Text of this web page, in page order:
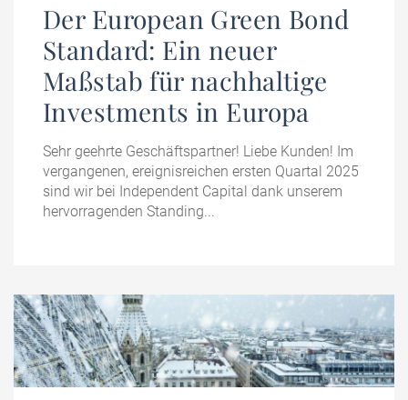
Der European Green Bond
Standard: Ein neuer
Maßstab für nachhaltige
Investments in Europa
Sehr geehrte Geschäftspartner! Liebe Kunden! Im
vergangenen, ereignisreichen ersten Quartal 2025
sind wir bei Independent Capital dank unserem
hervorragenden Standing...